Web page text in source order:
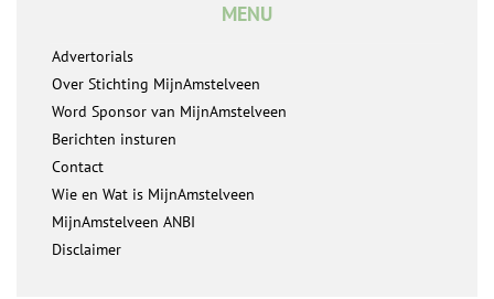
MENU
Advertorials
Over Stichting MijnAmstelveen
Word Sponsor van MijnAmstelveen
Berichten insturen
Contact
Wie en Wat is MijnAmstelveen
MijnAmstelveen ANBI
Disclaimer